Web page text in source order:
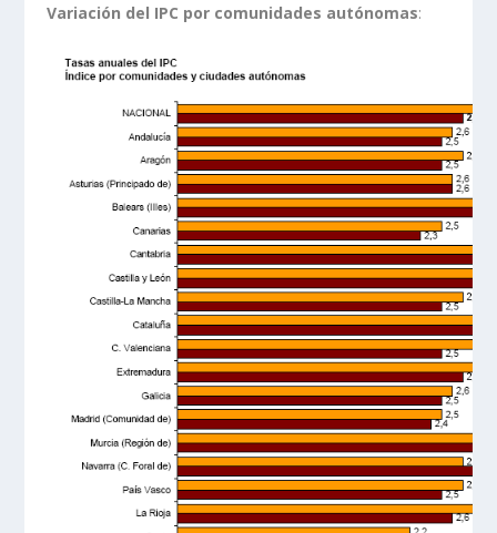
Variación del IPC por comunidades autónomas: